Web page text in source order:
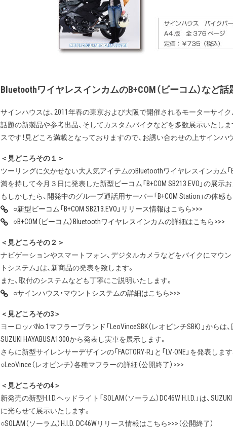
BluetoothワイヤレスインカムのB+COM（ビーコム）など
サインハウスは、2011年春の東京および大阪で開催されるモーターサイク
話題の新製品や参考出品、そしてカスタムバイクなどを多数展示いたし
スです！見どころ満載となっておりますので、お誘い合わせの上サインハ
＜見どころその１＞
ツーリングに欠かせない大人気アイテムのBluetoothワイヤレスインカム「
満を持して今月３日に発表した新型ビーコム「B+COM SB213.EVO」の展示
もしかしたら、開発中のグループ通話用サーバー「B+COM Station」の体感
○新型ビーコム「B+COM SB213.EVO」リリース情報はこちら>>>
○B+COM（ビーコム）Bluetoothワイヤレスインカムの詳細はこちら>>>
＜見どころその２＞
ナビゲーションやスマートフォン、デジタルカメラなどをバイクにマウ
トシステム」は、新商品の発表を致します。
また、取付のシステムなども丁寧にご説明いたします。
○サインハウス・マウントシステムの詳細はこちら>>>
＜見どころその3＞
ヨーロッパNo.1マフラーブランド「LeoVinceSBK（レオビンチSBK）」から
SUZUKI HAYABUSA1300から発表し実車を展示します。
さらに新型サイレンサーデザインの「FACTORY-R」と「LV-ONE」を発表します
○LeoVince（レオビンチ）各種マフラーの詳細（公開終了）>>>
＜見どころその4＞
新発売の新型H.I.D.ヘッドライト「SOLAM（ソーラム）DC46W H.I.D.」は、
に光らせて展示いたします。
○SOLAM（ソーラム）H.I.D. DC46Wリリース情報はこちら>>>（公開終了）